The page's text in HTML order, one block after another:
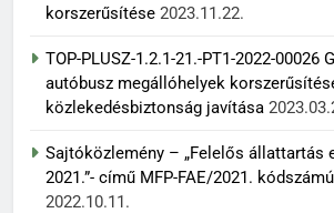
korszerűsítése 2023.11.22.
TOP-PLUSZ-1.2.1-21.-PT1-2022-00026
autóbusz megállóhelyek
közlekedésbiztonság javítása
Sajtóközlemény – „Felelős állattartás
2021.”- című MFP-FAE/2021.
2022.10.11.